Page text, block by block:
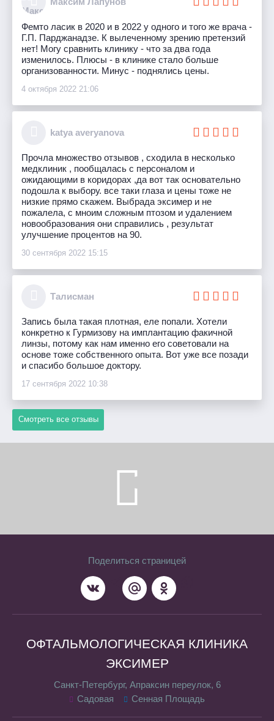
Смотреть все отзывы
Фемто ласик в 2020 и в 2022 у одного и того же врача -
Г.П. Парджанадзе. К вылеченному зрению претензий
нет! Могу сравнить клинику - что за два года
изменилось. Плюсы - в клинике стало больше
организованности. Минус - поднялись цены.
4 октября 2022 21:06
katya averyanova
Прочла множество отзывов , сходила в несколько
медклиник , пообщалась с персоналом и
ожидающими в коридорах ,да вот так основательно
подошла к выбору. все таки глаза и цены тоже не
низкие прямо скажем. Выбрада эксимер и не
пожалела, с мноим сложным птозом и удалением
новообразования они справились , результат
улучшение процентов на 90.
30 сентября 2022 15:15
Талисман
Запись была такая плотная, еле попали. Хотели
конкретно к Гурмизову на имплантацию факичной
линзы, потому как нам именно его советовали на
основе тоже собственного опыта. Вот уже все позади
и спасибо большое доктору.
17 сентября 2022 10:38
Поделиться страницей
ОФТАЛЬМОЛОГИЧЕСКАЯ КЛИНИКА
ЭКСИМЕР
Санкт-Петербург, Апраксин переулок, 6
Садовая
Сенная Площадь